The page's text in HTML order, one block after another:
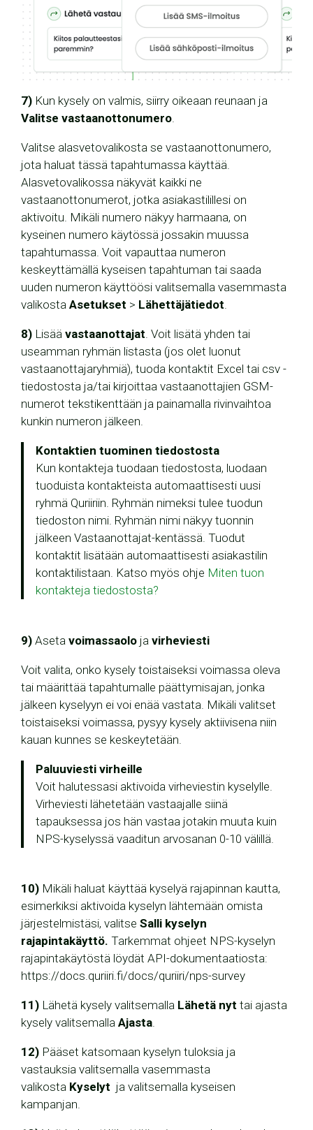
7) Kun kysely on valmis, siirry oikeaan reunaan ja
Valitse vastaanottonumero
Valitse alasvetovalikosta se vastaanottonumero,
jota haluat tässä tapahtumassa käyttää.
Alasvetovalikossa näkyvät kaikki ne
vastaanottonumerot, jotka asiakastilillesi on
aktivoitu. Mikäli numero näkyy harmaana, on
kyseinen numero käytössä jossakin muussa
tapahtumassa. Voit vapauttaa numeron
keskeyttämällä kyseisen tapahtuman tai saada
uuden numeron käyttöösi valitsemalla vasemmasta
valikosta Asetukset > Lähettäjätiedot
8) Lisää vastaanottajat . Voit lisätä yhden tai
useamman ryhmän listasta (jos olet luonut
vastaanottajaryhmiä), tuoda kontaktit Excel tai csv -
tiedostosta ja/tai kirjoittaa vastaanottajien GSM-
numerot tekstikenttään ja painamalla rivinvaihtoa
kunkin numeron jälkeen.
Kontaktien tuominen tiedostosta
Kun kontakteja tuodaan tiedostosta, luodaan
tuoduista kontakteista automaattisesti uusi
ryhmä Quriiriin. Ryhmän nimeksi tulee tuodun
tiedoston nimi. Ryhmän nimi näkyy tuonnin
jälkeen Vastaanottajat-kentässä. Tuodut
kontaktit lisätään automaattisesti asiakastilin
kontaktilistaan. Katso myös ohje Miten tuon
kontakteja tiedostosta?
9) Aseta voimassaolo ja virheviesti
Voit valita, onko kysely toistaiseksi voimassa oleva
tai määrittää tapahtumalle päättymisajan, jonka
jälkeen kyselyyn ei voi enää vastata. Mikäli valitset
toistaiseksi voimassa, pysyy kysely aktiivisena niin
kauan kunnes se keskeytetään.
Paluuviesti virheille
Voit halutessasi aktivoida virheviestin kyselylle.
Virheviesti lähetetään vastaajalle siinä
tapauksessa jos hän vastaa jotakin muuta kuin
NPS-kyselyssä vaaditun arvosanan 0-10 välillä.
10) Mikäli haluat käyttää kyselyä rajapinnan kautta,
esimerkiksi aktivoida kyselyn lähtemään omista
järjestelmistäsi, valitse Salli kyselyn
rajapintakäyttö. Tarkemmat ohjeet NPS-kyselyn
rajapintakäytöstä löydät API-dokumentaatiosta:
https://docs.quriiri.fi/docs/quriiri/nps-survey
11) Lähetä kysely valitsemalla Lähetä nyt tai ajasta
kysely valitsemalla Ajasta.
12) Pääset katsomaan kyselyn tuloksia ja
vastauksia valitsemalla vasemmasta
valikosta Kyselyt ja valitsemalla kyseisen
kampanjan.